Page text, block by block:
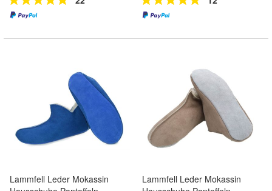
Lammfell Leder Mokassin
Lammfell Leder Mokassin